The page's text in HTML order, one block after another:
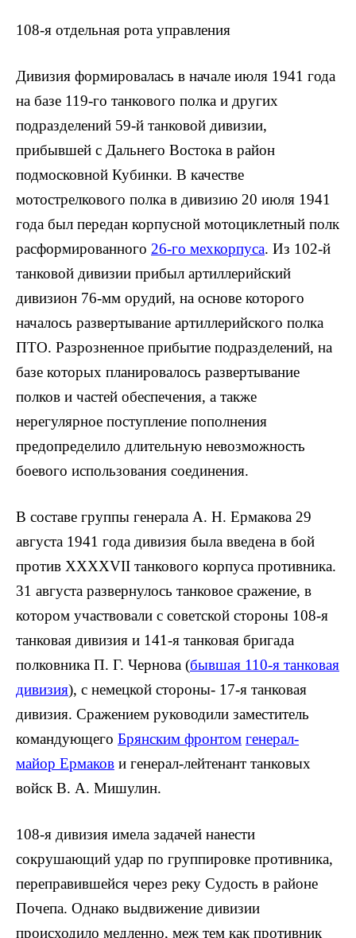
108-я отдельная рота управления
Дивизия формировалась в начале июля 1941 года
на базе 119-го танкового полка и других
подразделений 59-й танковой дивизии,
прибывшей с Дальнего Востока в район
подмосковной Кубинки. В качестве
мотострелкового полка в дивизию 20 июля 1941
года был передан корпусной мотоциклетный полк
расформированного 26-го мехкорпуса. Из 102-й
танковой дивизии прибыл артиллерийский
дивизион 76-мм орудий, на основе которого
началось развертывание артиллерийского полка
ПТО. Разрозненное прибытие подразделений, на
базе которых планировалось развертывание
полков и частей обеспечения, а также
нерегулярное поступление пополнения
предопределило длительную невозможность
боевого использования соединения.
В составе группы генерала А. Н. Ермакова 29
августа 1941 года дивизия была введена в бой
против XXXXVII танкового корпуса противника.
31 августа развернулось танковое сражение, в
котором участвовали с советской стороны 108-я
танковая дивизия и 141-я танковая бригада
полковника П. Г. Чернова (бывшая 110-я танковая
дивизия), с немецкой стороны- 17-я танковая
дивизия. Сражением руководили заместитель
командующего Брянским фронтом генерал-
майор Ермаков и генерал-лейтенант танковых
войск В. А. Мишулин.
108-я дивизия имела задачей нанести
сокрушающий удар по группировке противника,
переправившейся через реку Судость в районе
Почепа. Однако выдвижение дивизии
происходило медленно, меж тем как противник